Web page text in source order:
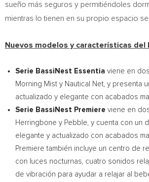
sueño más seguros y permitiéndoles
mientras lo tienen en su propio espacio
Nuevos modelos y características del
Serie BassiNest Essentia viene en
Morning Mist y Nautical Net, y presenta
actualizado y elegante con acabados
Serie BassiNest Premiere viene en
Herringbone y Pebble, y cuenta con un
elegante y actualizado con acabados
Premiere también incluye un centro de
con luces nocturnas, cuatro sonidos
de vibración para ayudar a relajar al